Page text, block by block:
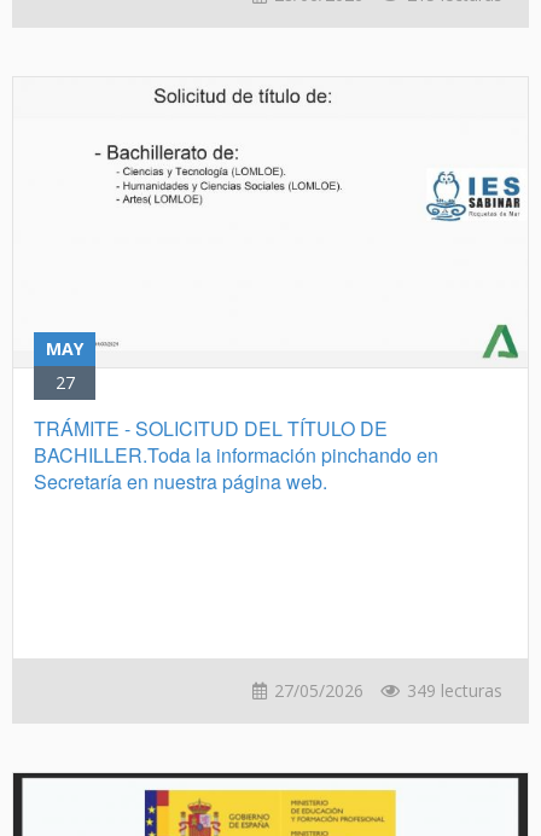
MAY
27
TRÁMITE - SOLICITUD DEL TÍTULO DE
BACHILLER.Toda la información pinchando en
Secretaría en nuestra página web.
27/05/2026 349 lecturas